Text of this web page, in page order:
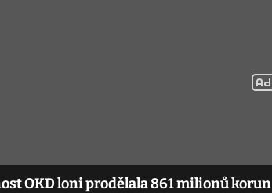
OKD loni prodělala 861 milionů korun